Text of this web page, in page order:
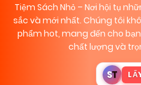
Tiệm Sách Nhỏ – Nơi hội tụ
sắc và mới nhất. Chúng tôi
phẩm hot, mang đến cho
chất lượng và
ST